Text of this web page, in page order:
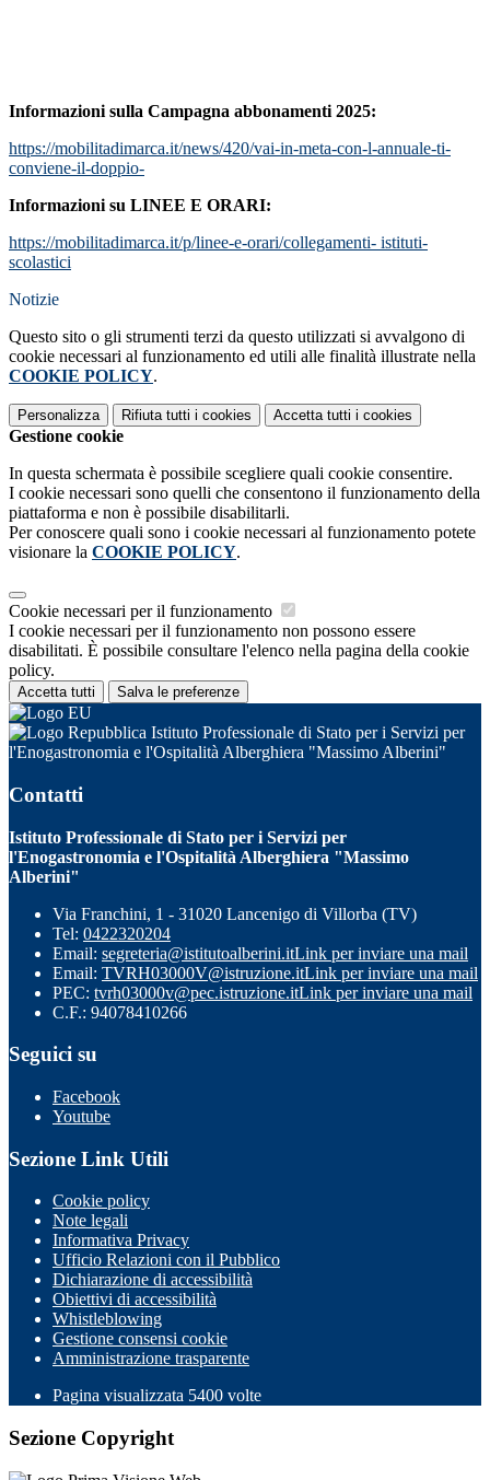
Informazioni sulla Campagna abbonamenti 2025:
https://mobilitadimarca.it/news/420/vai-in-meta-con-l-annuale-ti-
conviene-il-doppio-
Informazioni su LINEE E ORARI:
https://mobilitadimarca.it/p/linee-e-orari/collegamenti- istituti-
scolastici
Notizie
Questo sito o gli strumenti terzi da questo utilizzati si avvalgono di
cookie necessari al funzionamento ed utili alle finalità illustrate nella
COOKIE POLICY.
Personalizza Rifiuta tutti i cookies Accetta tutti i cookies
Gestione cookie
In questa schermata è possibile scegliere quali cookie consentire.
I cookie necessari sono quelli che consentono il funzionamento della
piattaforma e non è possibile disabilitarli.
Per conoscere quali sono i cookie necessari al funzionamento potete
visionare la COOKIE POLICY.
Cookie necessari per il funzionamento
I cookie necessari per il funzionamento non possono essere
disabilitati. È possibile consultare l'elenco nella pagina della cookie
policy.
Accetta tutti Salva le preferenze
Istituto Professionale di Stato per i Servizi per
l'Enogastronomia e l'Ospitalità Alberghiera "Massimo Alberini"
Contatti
Istituto Professionale di Stato per i Servizi per
l'Enogastronomia e l'Ospitalità Alberghiera "Massimo
Alberini"
Via Franchini, 1 - 31020 Lancenigo di Villorba (TV)
Tel: 0422320204
Email: segreteria@istitutoalberini.itLink per inviare una mail
Email: TVRH03000V@istruzione.itLink per inviare una mail
PEC: tvrh03000v@pec.istruzione.itLink per inviare una mail
C.F.: 94078410266
Seguici su
Facebook
Youtube
Sezione Link Utili
Cookie policy
Note legali
Informativa Privacy
Ufficio Relazioni con il Pubblico
Dichiarazione di accessibilità
Obiettivi di accessibilità
Whistleblowing
Gestione consensi cookie
Amministrazione trasparente
Pagina visualizzata 5400 volte
Sezione Copyright